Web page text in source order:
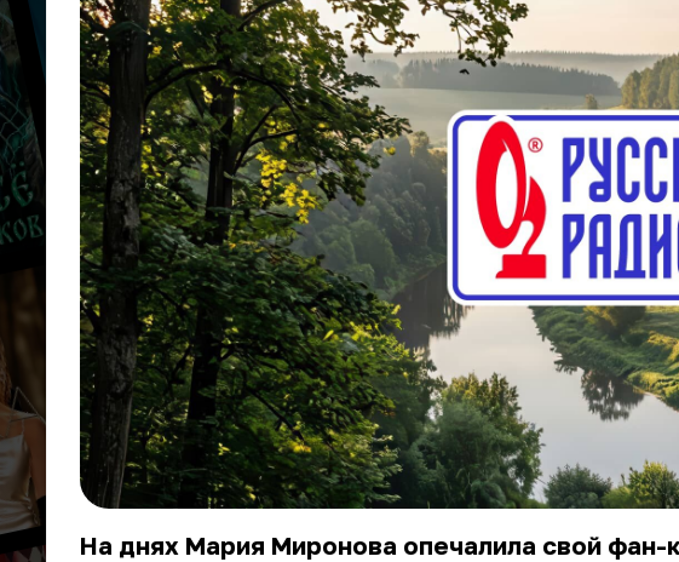
На днях Мария Миронова опечалила свой фан-